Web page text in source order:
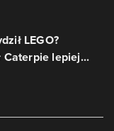
LEGO?
Caterpie lepiej...